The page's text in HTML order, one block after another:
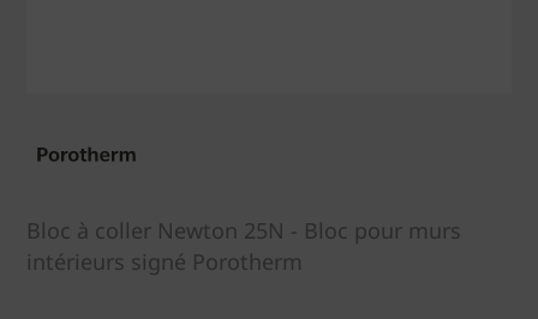
Bloc à coller Newton 25N - Bloc pour murs
intérieurs signé Porotherm